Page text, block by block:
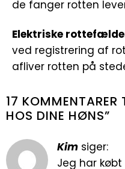
de fanger rotten
Elektriske
ved registrering af
afliver rotten på
17 KOMMENTARER
HOS DINE HØNS”
Kim siger:
Jeg har